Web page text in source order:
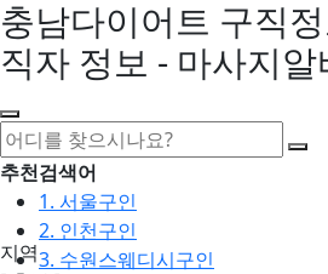
충남다이어트 구직
직자 정보 - 마사지알
추천검색어
1. 서울구인
2. 인천구인
3. 수원스웨디시구인
지역